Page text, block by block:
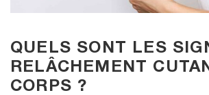
QUELS SONT LES
RELÂCHEMENT
CORPS ?